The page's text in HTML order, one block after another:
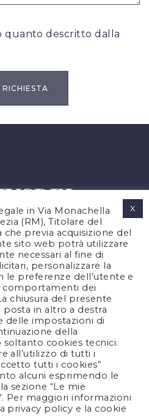
quanto descritto dalla
POLICY
POLICY
LEGALI
US
in Via Monachella
(RM), Titolare del
previa acquisizione del
sito web potrà utilizzare
necessari al fine di
personalizzare la
le preferenze dell’utente e
comportamenti dei
chiusura del presente
posta in altro a destra
delle impostazioni di
della
soltanto cookies tecnici.
all’utilizzo di tutti i
tutti i cookies”
alcuni esprimendo le
sezione “Le mie
Per maggiori informazioni
privacy policy e la cookie
X